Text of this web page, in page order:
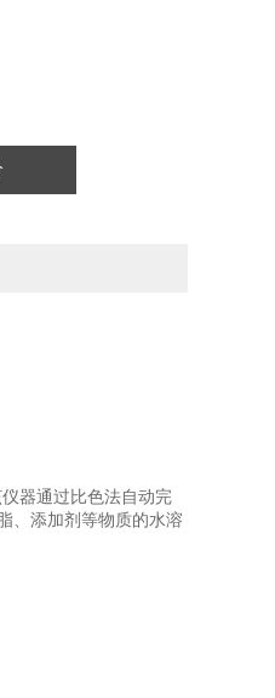
器通过比色法自动完
、添加剂等物质的水溶